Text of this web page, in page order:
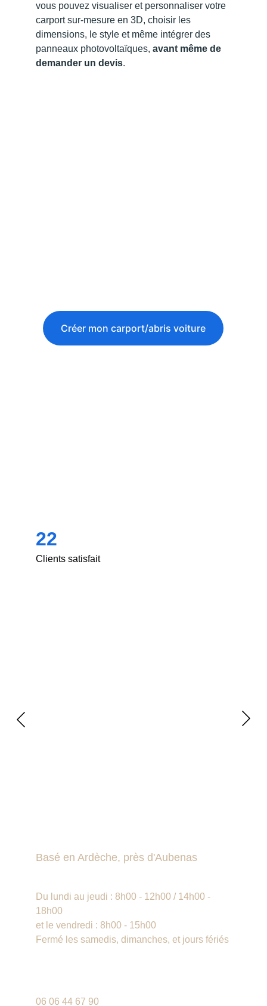
vous pouvez visualiser et personnaliser votre
carport sur-mesure en 3D, choisir les
dimensions, le style et même intégrer des
panneaux photovoltaïques, avant même de
demander un devis.
Créer mon carport/abris voiture
22
Clients satisfait
Basé en Ardèche, près d'Aubenas
06 06 44 67 90
Du lundi au jeudi : 8h00 - 12h00 / 14h00 -
18h00
et le vendredi : 8h00 - 15h00
Fermé les samedis, dimanches, et jours fériés